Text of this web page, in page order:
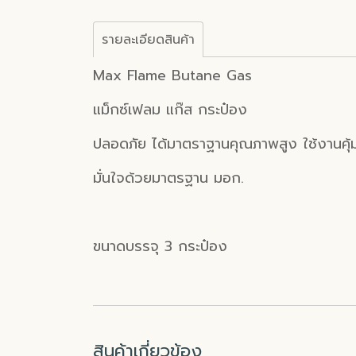
รายละเอียดสินค้า
Max Flame Butane Gas
แม็กซ์เฟลม แก๊ส กระป๋อง
ปลอดภัย ได้มาตราฐานคุณภาพสูง ใช้งานคุ้
มั่นใจด้วยมาตรฐาน มอก.
ขนาดบรรจุ 3 กระป๋อง
สินค้าเกี่ยวข้อง